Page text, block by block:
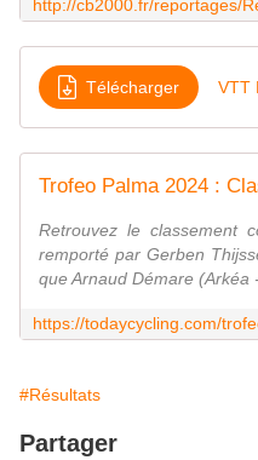
Télécharger VTT
Trofeo Palma 2024 :
Retrouvez le classement
remporté par Gerben
que Arnaud Démare (Arkéa
#Résultats
Partager